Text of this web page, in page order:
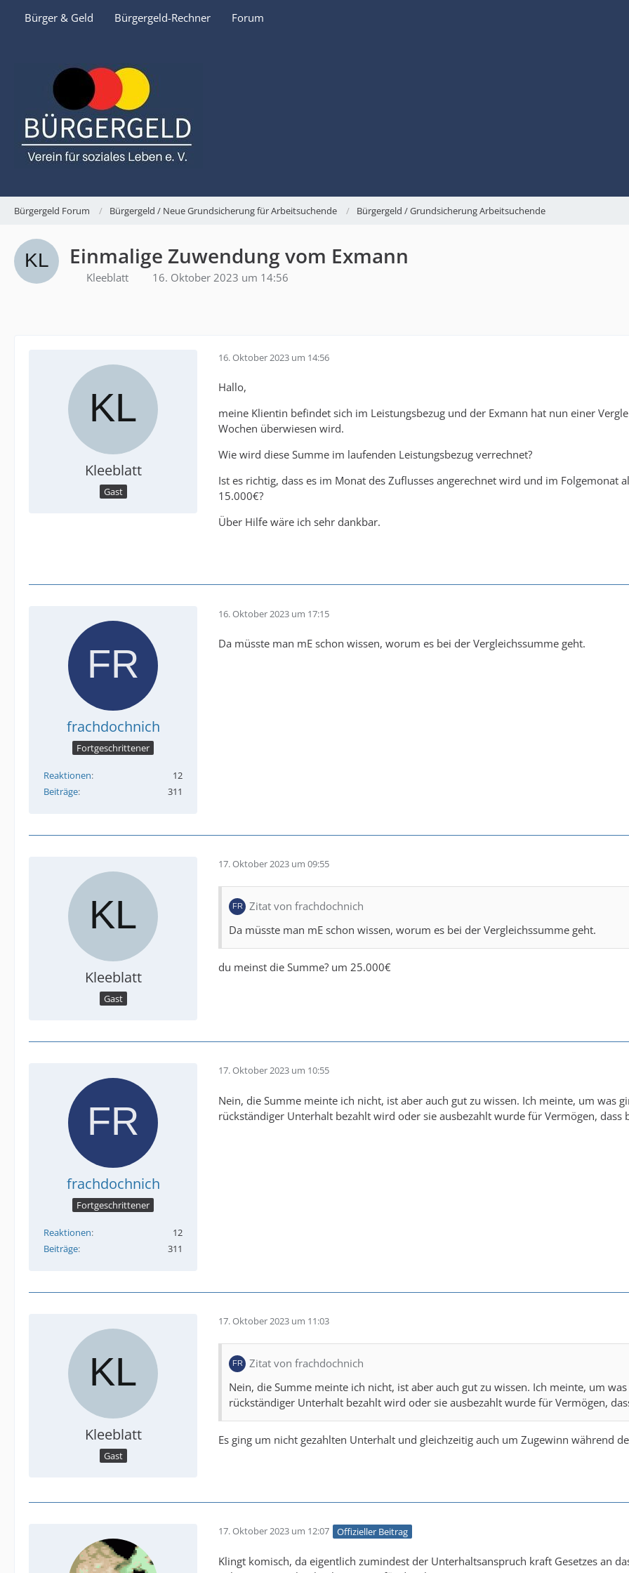
Bürger & Geld Bürgergeld-Rechner Forum
Bürgergeld Forum Bürgergeld / Neue Grundsicherung für Arbeitsuchende Bürgergeld / Grundsicherung Arbeitsuchende
Einmalige Zuwendung vom Exmann
Kleeblatt 16. Oktober 2023 um 14:56
Kleeblatt
Gast
16. Oktober 2023 um 14:56
Hallo,
meine Klientin befindet sich im Leistungsbezug und der Exmann hat nun einer
Wochen überwiesen wird.
Wie wird diese Summe im laufenden Leistungsbezug verrechnet?
Ist es richtig, dass es im Monat des Zuflusses angerechnet wird und im
15.000€?
Über Hilfe wäre ich sehr dankbar.
frachdochnich
Fortgeschrittener
Reaktionen
12
Beiträge
311
16. Oktober 2023 um 17:15
Da müsste man mE schon wissen, worum es bei der Vergleichssumme geht.
Kleeblatt
Gast
17. Oktober 2023 um 09:55
Zitat von frachdochnich
Da müsste man mE schon wissen, worum es bei der Vergleichssumme geht.
du meinst die Summe? um 25.000€
frachdochnich
Fortgeschrittener
Reaktionen
12
Beiträge
311
17. Oktober 2023 um 10:55
Nein, die Summe meinte ich nicht, ist aber auch gut zu wissen. Ich meinte, um was
rückständiger Unterhalt bezahlt wird oder sie ausbezahlt wurde für Vermögen,
Kleeblatt
Gast
17. Oktober 2023 um 11:03
Zitat von frachdochnich
Nein, die Summe meinte ich nicht, ist aber auch gut zu wissen. Ich meinte, um
rückständiger Unterhalt bezahlt wird oder sie ausbezahlt wurde für Vermögen,
Es ging um nicht gezahlten Unterhalt und gleichzeitig auch um Zugewinn während
17. Oktober 2023 um 12:07 Offizieller Beitrag
Klingt komisch, da eigentlich zumindest der Unterhaltsanspruch kraft Gesetzes an